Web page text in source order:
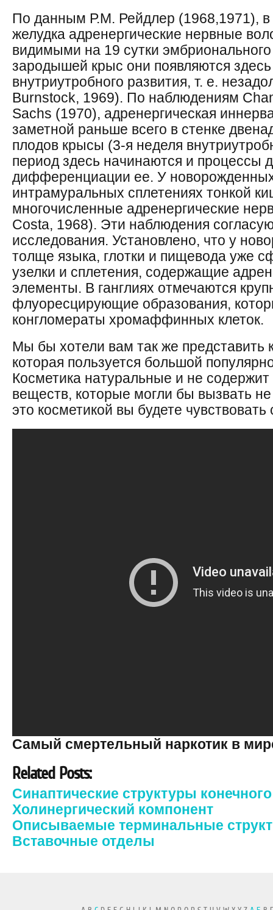
По данным Р.М. Рейдлер (1968,1971),
желудка адренергические нервные
видимыми на 19 сутки
зародышей крыс они появляются
внутриутробного развития, т. е.
Burnstock, 1969). По наблюдениям
Sachs (1970), адренергическая
заметной раньше всего в стенке
плодов крысы (3-я неделя
период здесь начинаются и процессы
дифференциации ее. У
интрамуральных сплетениях тонкой
многочисленные адренергические
Costa, 1968). Эти наблюдения
исследования. Установлено, что у
толще языка, глотки и пищевода уже
узелки и сплетения, содержащие
элементы. В ганглиях отмечаются
флуоресцирующие образования,
конгломераты хромаффинных клеток.
Мы бы хотели вам так же представить
которая пользуется большой
Косметика натуральные и не содержит
веществ, которые могли бы вызвать
это косметикой вы будете
Самый смертельный наркотик в
Related Posts:
Синаптические структуры
Холинергический компонент
Описываемые терминальные
Вставочные отделы